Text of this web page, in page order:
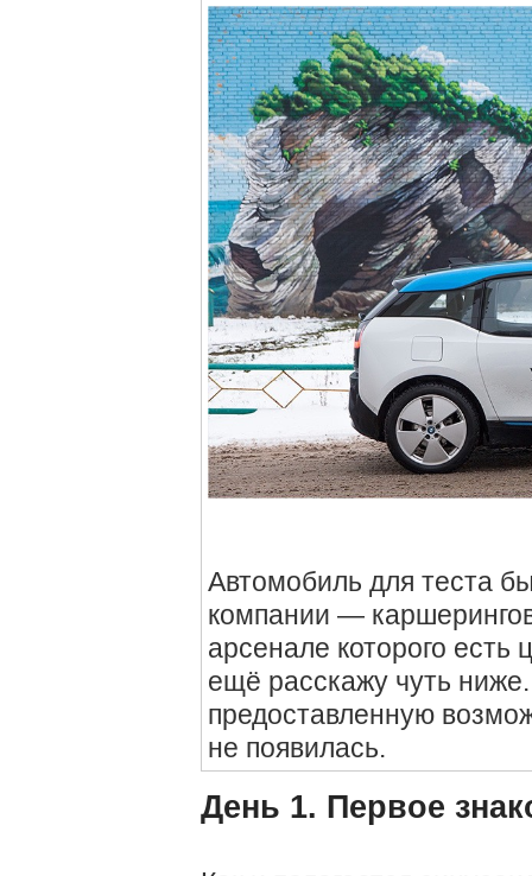
Автомобиль для теста
компании —
арсенале которого
ещё расскажу чуть
предоставленную
не появилась.
День 1. Первое